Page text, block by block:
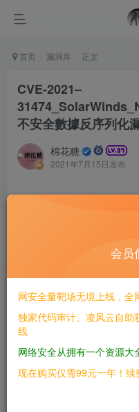
首页 漏洞库 正文
CVE-2021–
不安全數據反序列化
棉花糖
2021年7月15日发布
Monitor 不安全數據反序列
POST /api/Action/
Host:
Content-Length: 3978
Accept: application/
X-XSRF-TOKEN:
ViewLimitationID: 0
Content-Type:
会员
网安全量靶场无境上线，全
独家代码审计、凌风云自助
线
网络安全从拥有一个资源大
现在购买仅需99元一年！续